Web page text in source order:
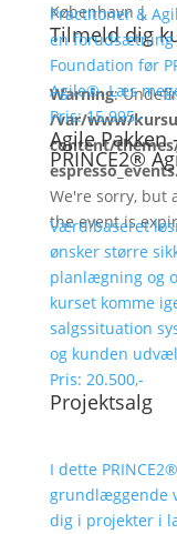
København|
Tilmeld dig
Warning:
/var/www/
content/
We're sorry, but
the event is
Practitoner &
en forudsætning
Foundation før
Agile®. Læs
Pris: 15.995,-
Agile Pakken
PRINCE2®
Værdibaseret
ønsker større
planlægning og
kurset komme
salgssituation
og kunden
Pris: 20.500,-
Projektsalg
I dette
grundlæggende
dig i projekter i